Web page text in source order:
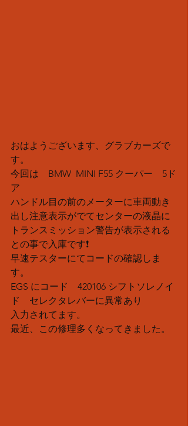
おはようございます、グラブカーズで
す。
今回は　BMW  MINI F55 クーパー　5ド
ア
ハンドル目の前のメーターに車両動き
出し注意表示がでてセンターの液晶に
トランスミッション警告が表示される
との事で入庫です❗️
早速テスターにてコードの確認しま
す。
EGS にコード　420106 シフトソレノイ
ド　セレクタレバーに異常あり
入力されてます。
最近、この修理多くなってきました。